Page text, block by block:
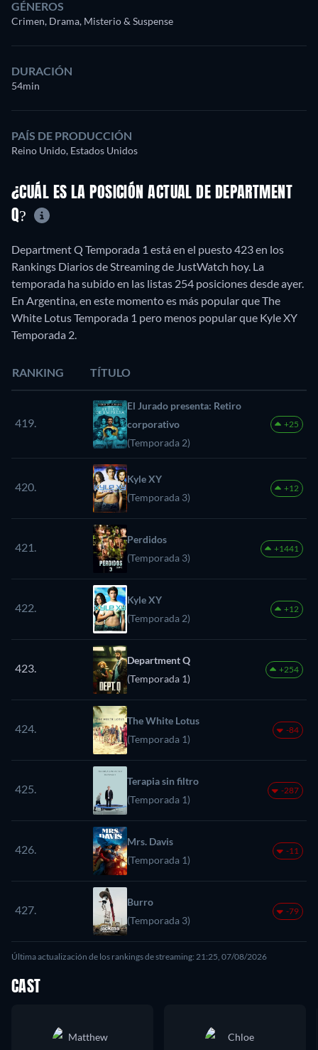
GÉNEROS
Crimen, Drama, Misterio & Suspense
DURACIÓN
54min
PAÍS DE PRODUCCIÓN
Reino Unido, Estados Unidos
¿CUÁL ES LA POSICIÓN ACTUAL DE DEPARTMENT
Q?
Department Q Temporada 1 está en el puesto 423 en los
Rankings Diarios de Streaming de JustWatch hoy. La
temporada ha subido en las listas 254 posiciones desde ayer.
En Argentina, en este momento es más popular que The
White Lotus Temporada 1 pero menos popular que Kyle XY
Temporada 2.
RANKING TÍTULO
419.
El Jurado presenta: Retiro
corporativo
(Temporada 2)
+25
420.
Kyle XY
(Temporada 3)
+12
421.
Perdidos
(Temporada 3)
+1441
422.
Kyle XY
(Temporada 2)
+12
423.
Department Q
(Temporada 1)
+254
424.
The White Lotus
(Temporada 1)
-84
425.
Terapia sin filtro
(Temporada 1)
-287
426.
Mrs. Davis
(Temporada 1)
-11
427.
Burro
(Temporada 3)
-79
Última actualización de los rankings de streaming: 21:25, 07/08/2026
CAST